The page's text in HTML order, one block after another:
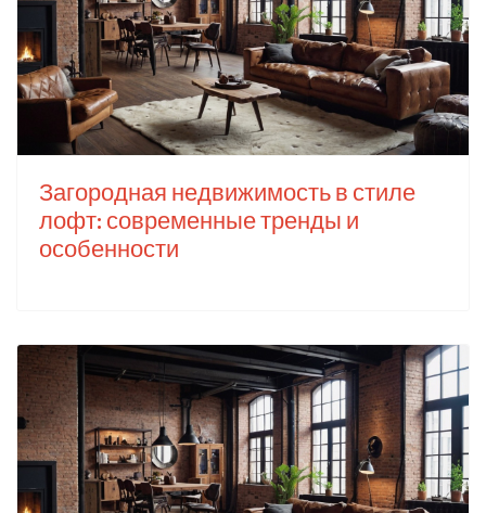
Загородная недвижимость в стиле
лофт: современные тренды и
особенности